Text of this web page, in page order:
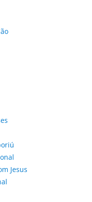
Jesus